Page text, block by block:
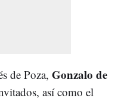
de Poza, Gonzalo de
así como el